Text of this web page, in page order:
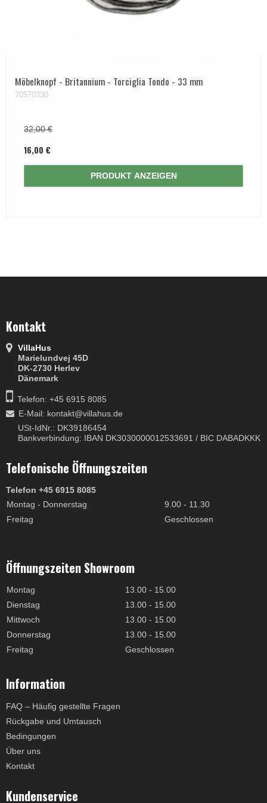
Möbelknopf - Britannium - Torciglia Tondo - 33 mm
70570330
32,00 €
16,00 €
PRODUKT ANZEIGEN
Kontakt
VillaHus
Marielundvej 45D
DK-2730 Herlev
Dänemark
Telefon: +45 6915 8085
E-Mail: kontakt@villahus.de
USt-IdNr.: DK39186454
Bankverbindung: IBAN DK3030000012533691 / BIC DABADKKK
Telefonische Öffnungszeiten
Telefon +45 6915 8085
Montag - Donnerstag
9.00 - 11.30
Freitag
Geschlossen
Öffnungszeiten Showroom
Montag
13.00 - 15.00
Dienstag
13.00 - 15.00
Mittwoch
13.00 - 15.00
Donnerstag
13.00 - 15.00
Freitag
Geschlossen
Information
FAQ – Häufig gestellte Fragen
Rückgabe und Umtausch
Bedingungen
Über uns
Kontakt
Kundenservice